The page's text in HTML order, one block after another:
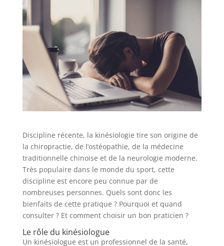
Discipline récente, la kinésiologie tire son origine de
la chiropractie, de l’ostéopathie, de la médecine
traditionnelle chinoise et de la neurologie moderne.
Très populaire dans le monde du sport, cette
discipline est encore peu connue par de
nombreuses personnes. Quels sont donc les
bienfaits de cette pratique ? Pourquoi et quand
consulter ? Et comment choisir un bon praticien ?
Le rôle du kinésiologue
Un kinésiologue est un professionnel de la santé,